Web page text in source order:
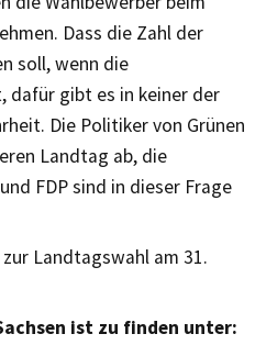
Dass die Zahl der
soll, wenn die
dafür gibt es in keiner der
Die Politiker von Grünen
Landtag ab, die
FDP sind in dieser Frage
Landtagswahl am 31.
ist zu finden unter: